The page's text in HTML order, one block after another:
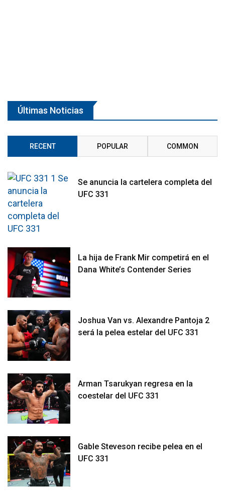
Últimas Noticias
RECENT POPULAR COMMON
Se anuncia la cartelera completa del
UFC 331
La hija de Frank Mir competirá en el
Dana White’s Contender Series
Joshua Van vs. Alexandre Pantoja 2
será la pelea estelar del UFC 331
Arman Tsarukyan regresa en la
coestelar del UFC 331
Gable Steveson recibe pelea en el
UFC 331